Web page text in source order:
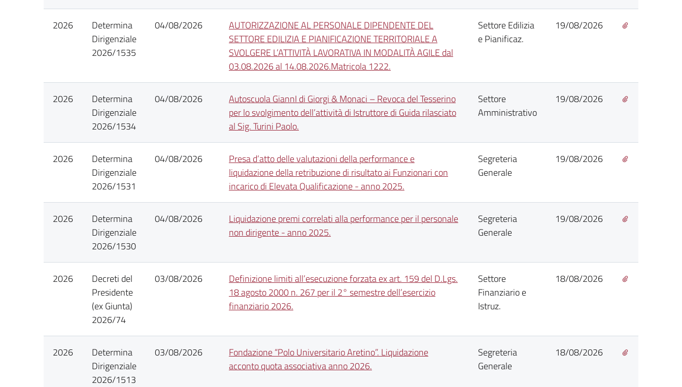
2026
Determina
Dirigenziale
2026/1535
04/08/2026
AUTORIZZAZIONE AL PERSONALE DIPENDENTE DEL
SETTORE EDILIZIA E PIANIFICAZIONE TERRITORIALE A
SVOLGERE L’ATTIVITÀ LAVORATIVA IN MODALITÀ AGILE dal
03.08.2026 al 14.08.2026.Matricola 1222.
Settore Edilizia
e Pianificaz.
19/08/2026
2026
Determina
Dirigenziale
2026/1534
04/08/2026
Autoscuola GiannI di Giorgi & Monaci – Revoca del Tesserino
per lo svolgimento dell’attività di Istruttore di Guida rilasciato
al Sig. Turini Paolo.
Settore
Amministrativo
19/08/2026
2026
Determina
Dirigenziale
2026/1531
04/08/2026
Presa d’atto delle valutazioni della performance e
liquidazione della retribuzione di risultato ai Funzionari con
incarico di Elevata Qualificazione - anno 2025.
Segreteria
Generale
19/08/2026
2026
Determina
Dirigenziale
2026/1530
04/08/2026
Liquidazione premi correlati alla performance per il personale
non dirigente - anno 2025.
Segreteria
Generale
19/08/2026
2026
Decreti del
Presidente
(ex Giunta)
2026/74
03/08/2026
Definizione limiti all’esecuzione forzata ex art. 159 del D.Lgs.
18 agosto 2000 n. 267 per il 2° semestre dell’esercizio
finanziario 2026.
Settore
Finanziario e
Istruz.
18/08/2026
2026
Determina
Dirigenziale
2026/1513
03/08/2026
Fondazione “Polo Universitario Aretino”. Liquidazione
acconto quota associativa anno 2026.
Segreteria
Generale
18/08/2026